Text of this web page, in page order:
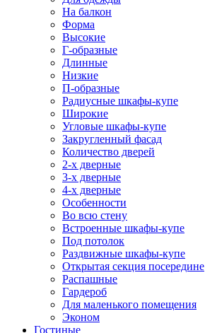
На балкон
Форма
Высокие
Г-образные
Длинные
Низкие
П-образные
Радиусные шкафы-купе
Широкие
Угловые шкафы-купе
Закругленный фасад
Количество дверей
2-х дверные
3-х дверные
4-х дверные
Особенности
Во всю стену
Встроенные шкафы-купе
Под потолок
Раздвижные шкафы-купе
Открытая секция посередине
Распашные
Гардероб
Для маленького помещения
Эконом
Гостиные